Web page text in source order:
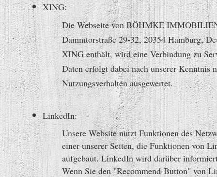
XING:
Die Webseite von BÖHMKE
Dammtorstraße 29-32, 20354 Hamburg,
XING enthält, wird eine Verbindung zu
Daten erfolgt dabei nach unserer Kenntnis
Nutzungsverhalten ausgewertet.
LinkedIn:
Unsere Website nutzt Funktionen des
einer unserer Seiten, die Funktionen von
aufgebaut. LinkedIn wird darüber
Wenn Sie den "Recommend-Button" von